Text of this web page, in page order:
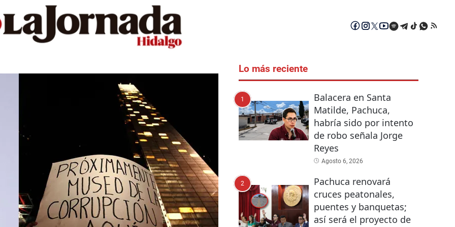
Lo más reciente
1
Balacera en Santa
Matilde, Pachuca,
habría sido por intento
de robo señala Jorge
Reyes
Agosto 6, 2026
2
Pachuca renovará
cruces peatonales,
puentes y banquetas;
así será el proyecto de